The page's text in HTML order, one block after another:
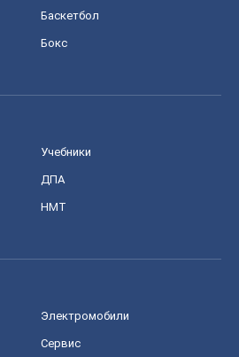
Баскетбол
Бокс
Учебники
ДПА
НМТ
Электромобили
Сервис